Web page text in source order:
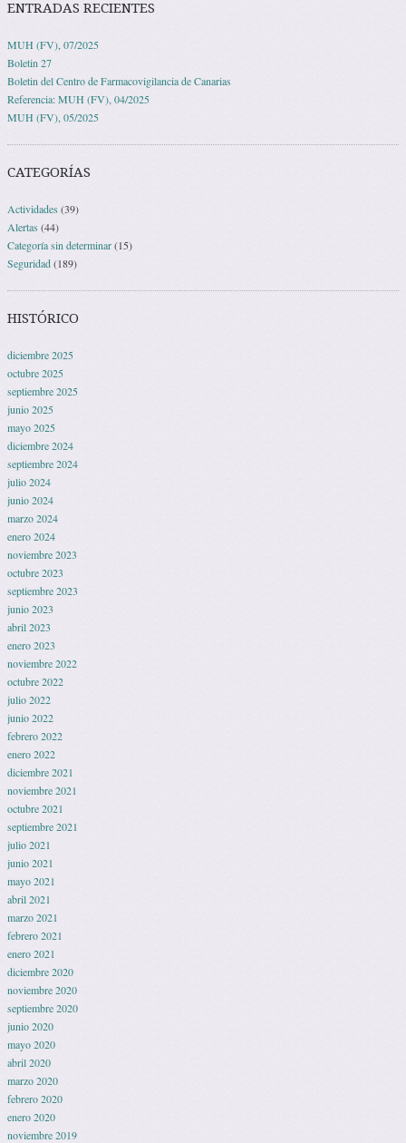
ENTRADAS RECIENTES
MUH (FV), 07/2025
Boletin 27
Boletin del Centro de Farmacovigilancia de Canarias
Referencia: MUH (FV), 04/2025
MUH (FV), 05/2025
CATEGORÍAS
Actividades (39)
Alertas (44)
Categoría sin determinar(15)
Seguridad(189)
HISTÓRICO
diciembre 2025
octubre 2025
septiembre 2025
junio 2025
mayo 2025
diciembre 2024
septiembre 2024
julio 2024
junio 2024
marzo 2024
enero 2024
noviembre 2023
octubre 2023
septiembre 2023
junio 2023
abril 2023
enero 2023
noviembre 2022
octubre 2022
julio 2022
junio 2022
febrero 2022
enero 2022
diciembre 2021
noviembre 2021
octubre 2021
septiembre 2021
julio 2021
junio 2021
mayo 2021
abril 2021
marzo 2021
febrero 2021
enero 2021
diciembre 2020
noviembre 2020
septiembre 2020
junio 2020
mayo 2020
abril 2020
marzo 2020
febrero 2020
enero 2020
noviembre 2019